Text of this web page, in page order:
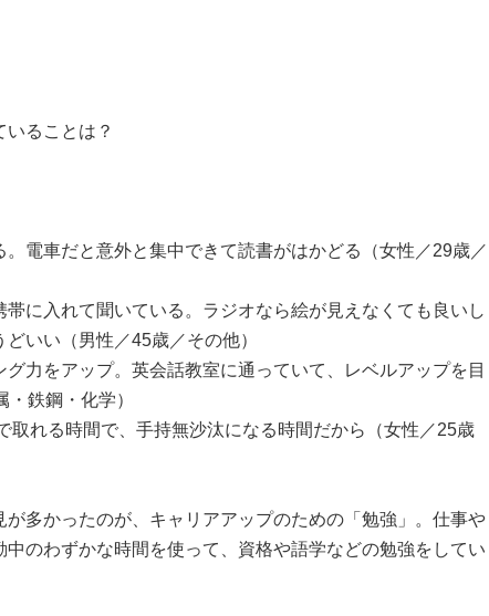
ることは？
。電車だと意外と集中できて読書がはかどる（女性／29歳／
帯に入れて聞いている。ラジオなら絵が見えなくても良いし
いい（男性／45歳／その他）
グ力をアップ。英会話教室に通っていて、レベルアップを目
鉄鋼・化学）
取れる時間で、手持無沙汰になる時間だから（女性／25歳
多かったのが、キャリアアップのための「勉強」。仕事や
のわずかな時間を使って、資格や語学などの勉強をしてい